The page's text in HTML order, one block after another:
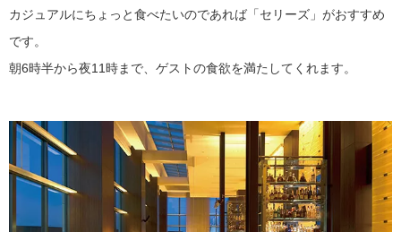
カジュアルにちょっと食べたいのであれば「セリーズ」がおすすめ
です。
朝6時半から夜11時まで、ゲストの食欲を満たしてくれます。